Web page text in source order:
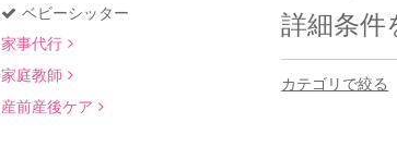
ベビーシッター
家事代行
家庭教師
産前産後ケア
詳細条
カテゴリで絞る